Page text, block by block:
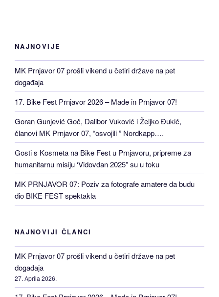
NAJNOVIJE
MK Prnjavor 07 prošli vikend u četiri države na pet
događaja
17. Bike Fest Prnjavor 2026 – Made in Prnjavor 07!
Goran Gunjević Goč, Dalibor Vuković i Željko Đukić,
članovi MK Prnjavor 07, “osvojili ” Nordkapp….
Gosti s Kosmeta na Bike Fest u Prnjavoru, pripreme za
humanitarnu misiju ‘Vidovdan 2025” su u toku
MK PRNJAVOR 07: Poziv za fotografe amatere da budu
dio BIKE FEST spektakla
NAJNOVIJI ČLANCI
MK Prnjavor 07 prošli vikend u četiri države na pet
događaja
27. Aprila 2026.